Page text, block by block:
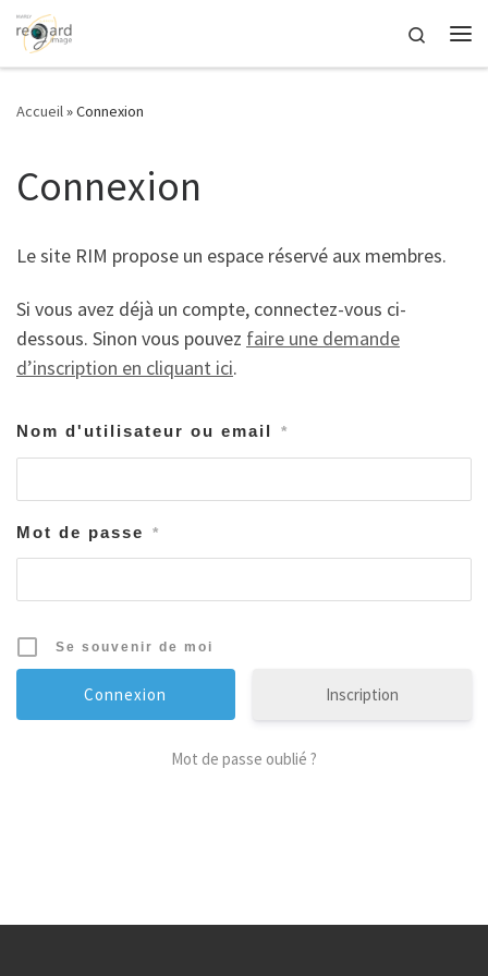
Passer au contenu
Search
Accueil»Connexion
Connexion
Le site RIM propose un espace réservé aux membres.
Si vous avez déjà un compte, connectez-vous ci-
dessous. Sinon vous pouvez faire une demande
d’inscription en cliquant ici.
Nom d'utilisateur ou email *
Mot de passe *
Se souvenir de moi
Inscription
Mot de passe oublié ?